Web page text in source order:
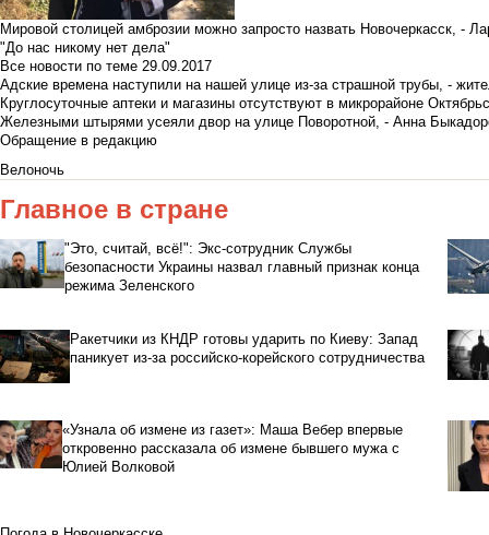
Мировой столицей амброзии можно запросто назвать Новочеркасск, -
"До нас никому нет дела"
Все новости по теме 29.09.2017
Адские времена наступили на нашей улице из-за страшной трубы, -
Круглосуточные аптеки и магазины отсутствуют в микрорайоне
Железными штырями усеяли двор на улице Поворотной, - Анна
Обращение в редакцию
Велоночь
Главное в стране
"Это, считай, всё!": Экс-сотрудник Службы
безопасности Украины назвал главный признак конца
режима Зеленского
Ракетчики из КНДР готовы ударить по Киеву: Запад
паникует из-за российско-корейского сотрудничества
«Узнала об измене из газет»: Маша Вебер впервые
откровенно рассказала об измене бывшего мужа с
Юлией Волковой